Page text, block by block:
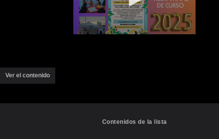
Ver el contenido
Contenidos de la lista